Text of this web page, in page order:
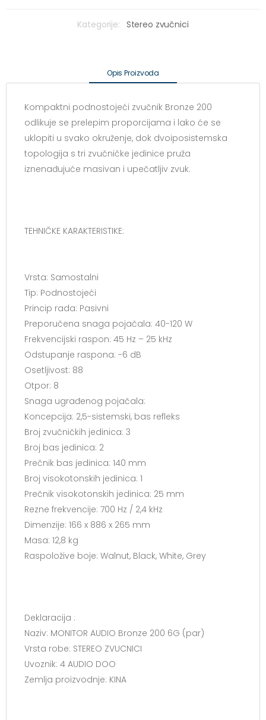
Kategorije: Stereo zvučnici
Opis Proizvoda
Kompaktni podnostojeći zvučnik Bronze 200
odlikuje se prelepim proporcijama i lako će se
uklopiti u svako okruženje, dok dvoiposistemska
topologija s tri zvučničke jedinice pruža
iznenađujuće masivan i upečatljiv zvuk.
TEHNIČKE KARAKTERISTIKE:
Vrsta: Samostalni
Tip: Podnostojeći
Princip rada: Pasivni
Preporučena snaga pojačala: 40-120 W
Frekvencijski raspon: 45 Hz – 25 kHz
Odstupanje raspona: -6 dB
Osetljivost: 88
Otpor: 8
Snaga ugrađenog pojačala:
Koncepcija: 2,5-sistemski, bas refleks
Broj zvučničkih jedinica: 3
Broj bas jedinica: 2
Prečnik bas jedinica: 140 mm
Broj visokotonskih jedinica: 1
Prečnik visokotonskih jedinica: 25 mm
Rezne frekvencije: 700 Hz / 2,4 kHz
Dimenzije: 166 x 886 x 265 mm
Masa: 12,8 kg
Raspoložive boje: Walnut, Black, White, Grey
Deklaracija :
Naziv: MONITOR AUDIO Bronze 200 6G (par)
Vrsta robe: STEREO ZVUCNICI
Uvoznik: 4 AUDIO DOO
Zemlja proizvodnje: KINA